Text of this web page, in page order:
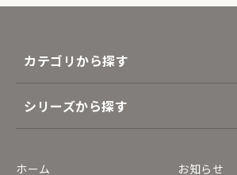
カテゴリから探す
シリーズから探す
ホーム
お知らせ